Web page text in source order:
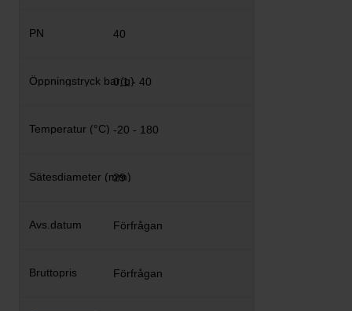
40
0,1 - 40
-20 - 180
29
Förfrågan
Förfrågan